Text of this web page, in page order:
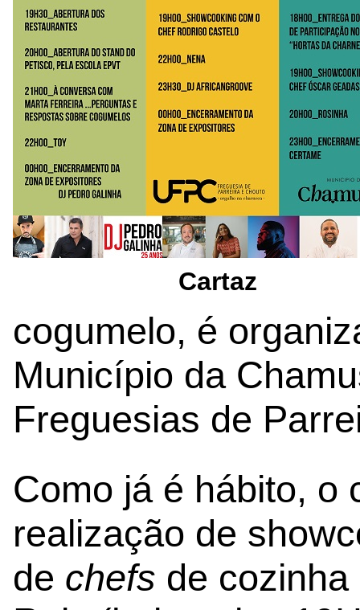
Cartaz
cogumelo, é
Município da
Freguesias de
Como já é hábito, o
realização de
de chefs de